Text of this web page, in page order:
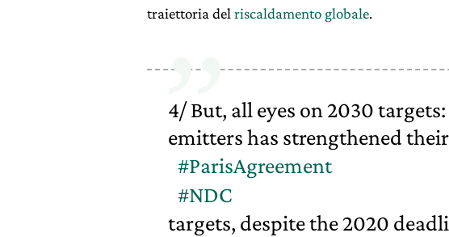
traiettoria del riscaldamento globale.
4/ But, all eyes on 2030
emitters has strengthened their
#ParisAgreement
#NDC
targets, despite the 2020